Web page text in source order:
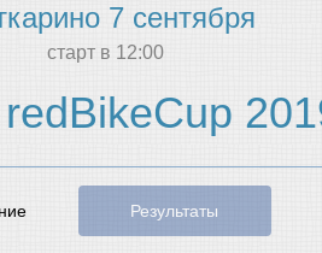
7 сентября
cтарт в 12:00
redBikeCup
Результаты